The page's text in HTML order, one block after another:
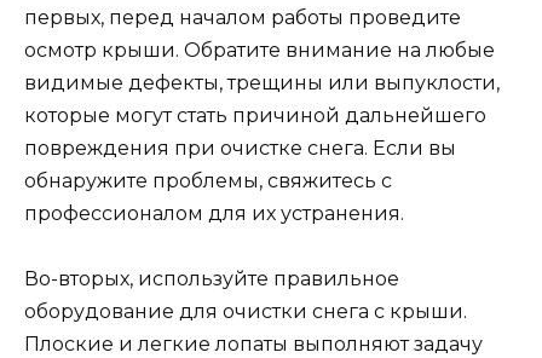
первых, перед началом работы проведите
осмотр крыши. Обратите внимание на любые
видимые дефекты, трещины или выпуклости,
которые могут стать причиной дальнейшего
повреждения при очистке снега. Если вы
обнаружите проблемы, свяжитесь с
профессионалом для их устранения.
Во-вторых, используйте правильное
оборудование для очистки снега с крыши.
Плоские и легкие лопаты выполняют задачу